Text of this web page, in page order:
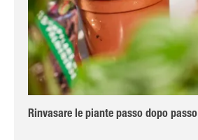
Rinvasare le piante passo dopo passo